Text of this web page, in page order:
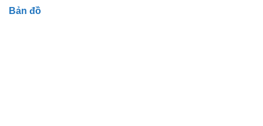
Bản đồ